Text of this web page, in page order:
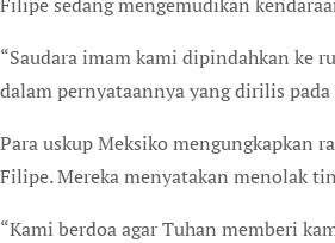
“Saudara imam kami dipindahkan ke
dalam pernyataannya yang dirilis
Para uskup Meksiko mengungkapkan
Filipe. Mereka menyatakan menolak
“Kami berdoa agar Tuhan memberi